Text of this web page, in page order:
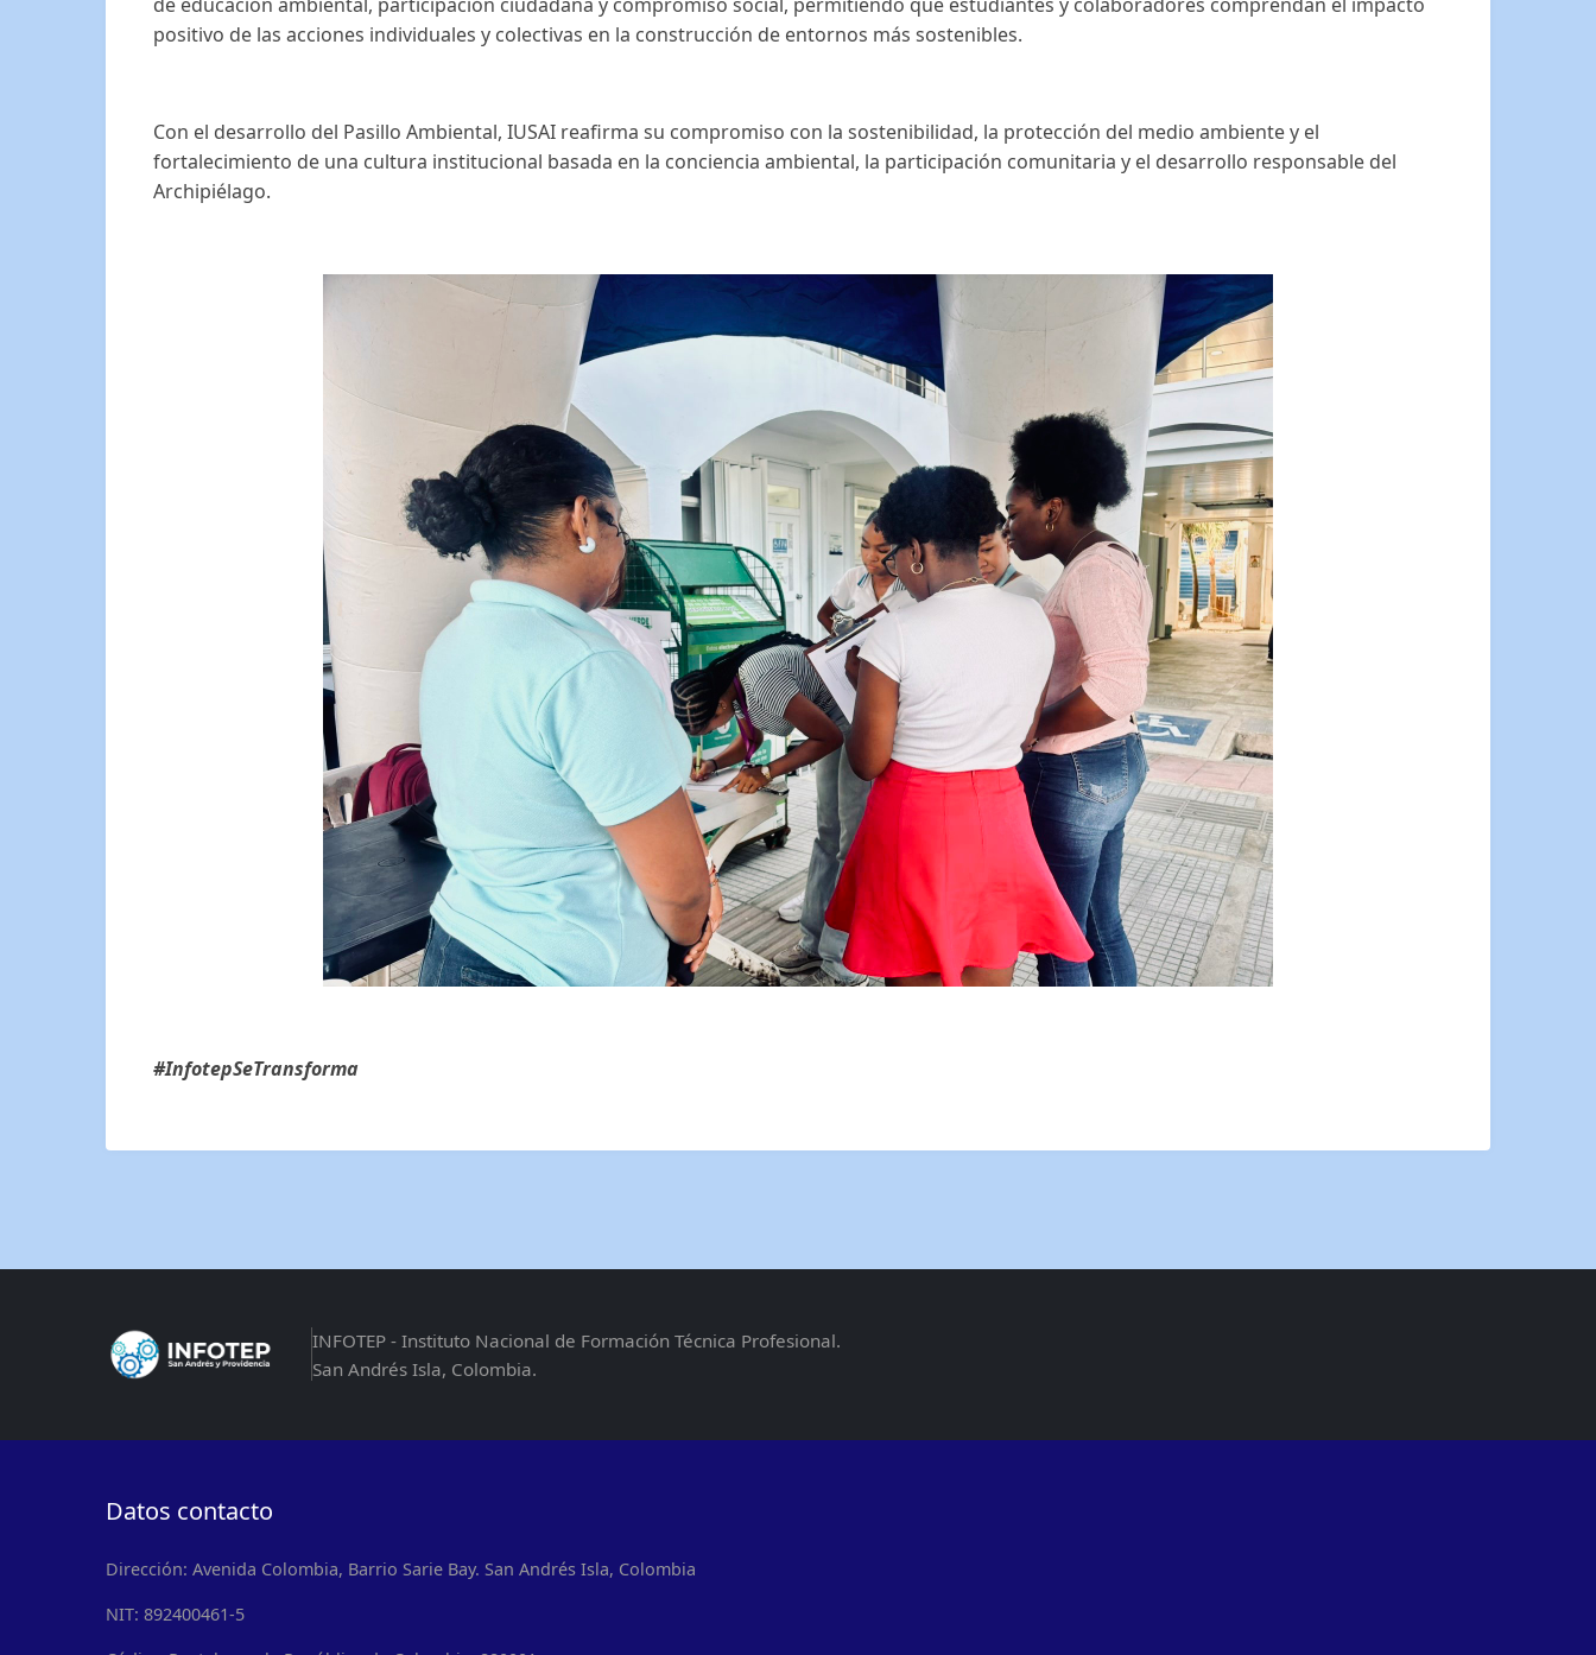
positivo de las acciones individuales y colectivas en la construcción de entornos más sostenibles.
Con el desarrollo del Pasillo Ambiental, IUSAI reafirma su compromiso con la sostenibilidad, la protección del medio ambiente y el
fortalecimiento de una cultura institucional basada en la conciencia ambiental, la participación comunitaria y el desarrollo responsable del
Archipiélago.
#InfotepSeTransforma
INFOTEP - Instituto Nacional de Formación Técnica Profesional.
San Andrés Isla, Colombia.
Datos contacto
Dirección: Avenida Colombia, Barrio Sarie Bay. San Andrés Isla, Colombia
NIT: 892400461-5